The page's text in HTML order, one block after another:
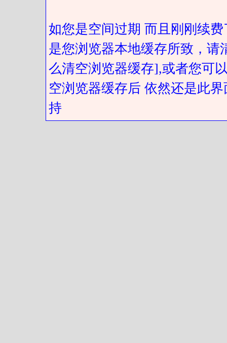
如您是空间过期 而且刚刚续
是您浏览器本地缓存所致，
么清空浏览器缓存],或者您可
空浏览器缓存后 依然还是此
持